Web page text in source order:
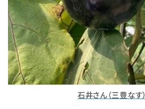
石井さん（三豊なす）